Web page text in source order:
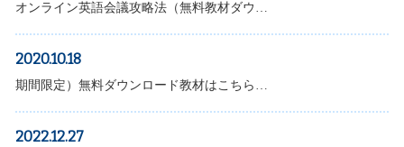
オンライン英語会議攻略法（無料教材ダウ…
2020.10.18
期間限定）無料ダウンロード教材はこちら…
2022.12.27